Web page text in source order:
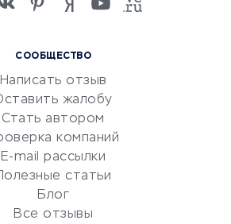
работы
СООБЩЕСТВО
Написать отзыв
жалобу
Стать автором
компаний
E-mail рассылки
Полезные статьи
Блог
Все отзывы